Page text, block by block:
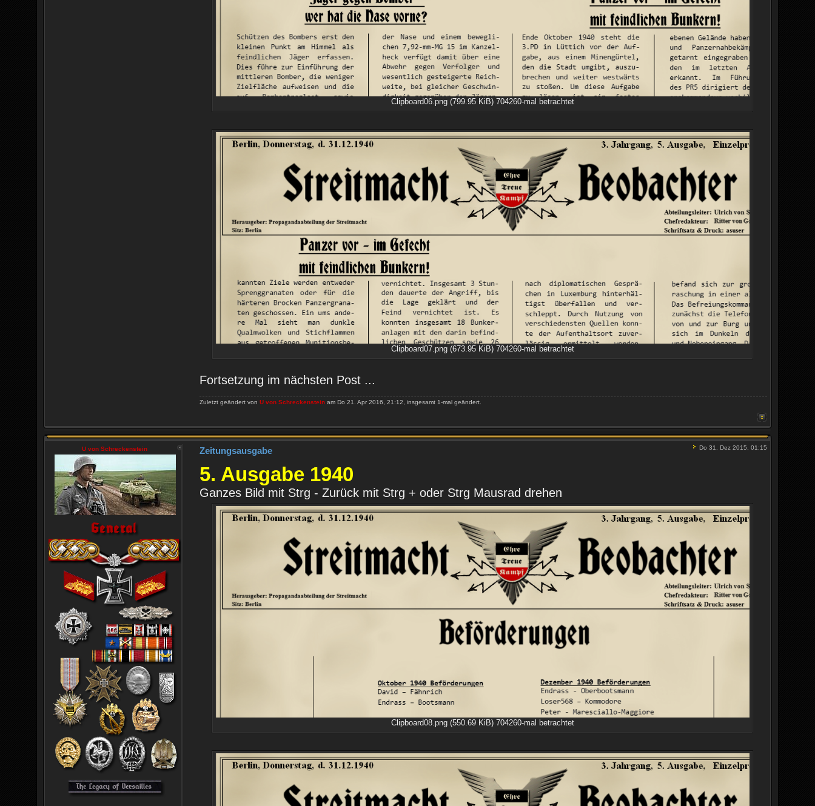
Clipboard06.png (799.95 KiB) 704260-mal betrachtet
Clipboard07.png (673.95 KiB) 704260-mal betrachtet
Fortsetzung im nächsten Post ...
Zuletzt geändert von U von Schreckenstein am Do 21. Apr 2016, 21:12, insgesamt 1-mal geändert.
U von Schreckenstein Do 31. Dez 2015, 01:15
Zeitungsausgabe
5. Ausgabe 1940
Ganzes Bild mit Strg - Zurück mit Strg + oder Strg Mausrad drehen
Clipboard08.png (550.69 KiB) 704260-mal betrachtet